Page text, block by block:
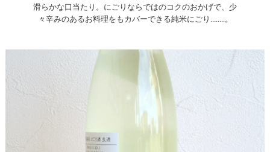
滑らかな口当たり。にごりならではのコクのおかげで、少
々辛みのあるお料理をもカバーできる純米にごり........。